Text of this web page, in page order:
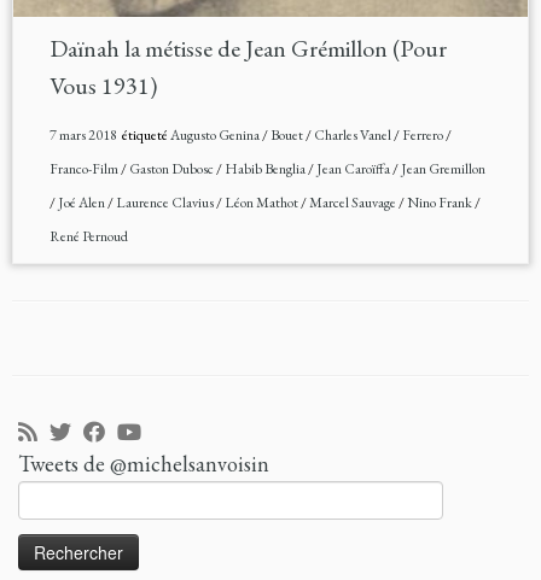
Daïnah la métisse de Jean Grémillon (Pour
Vous 1931)
7 mars 2018 étiquetéAugusto Genina/Bouet/Charles Vanel/Ferrero/
Franco-Film/Gaston Dubosc/Habib Benglia/Jean Caroïffa/Jean Gremillon
/Joé Alen/Laurence Clavius/Léon Mathot/Marcel Sauvage/Nino Frank/
René Pernoud
Tweets de @michelsanvoisin